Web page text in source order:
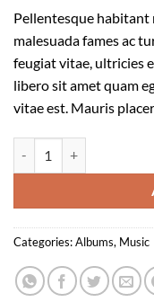
based on
customer
rating
Pellentesque
malesuada fames ac
feugiat vitae, ultricies
libero sit amet quam
vitae est. Mauris
Categories:Albums, Music